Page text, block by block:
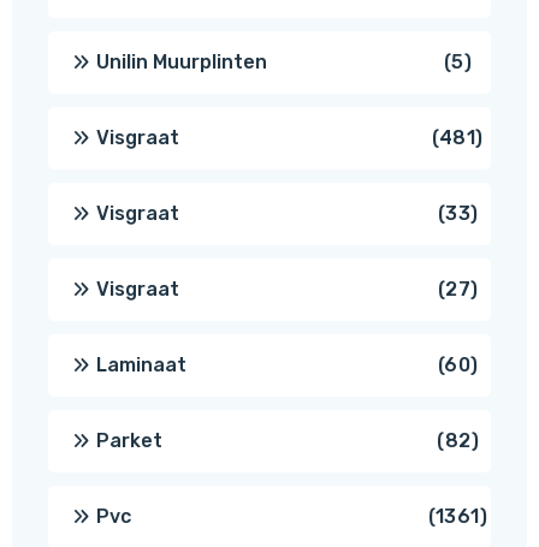
Unilin Muurplinten 55
Visgraat 481481
Visgraat 3333
Visgraat 2727
Laminaat 6060
Parket 8282
Pvc 13611361